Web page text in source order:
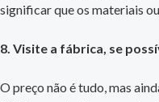
significar que os materiais
8. Visite a fábrica, se
O preço não é tudo, mas